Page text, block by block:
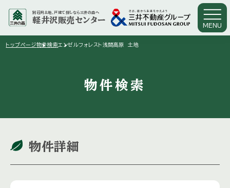
別荘用土地、戸建て探しなら三井の森へ
軽井沢販売センター
MENU
トップページ arrow_right
物件検索 arrow_right
エンゼルフォレスト浅間高原 土地
物件検索
物件詳細